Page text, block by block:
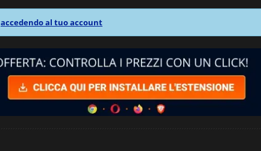
accedendo al tuo account